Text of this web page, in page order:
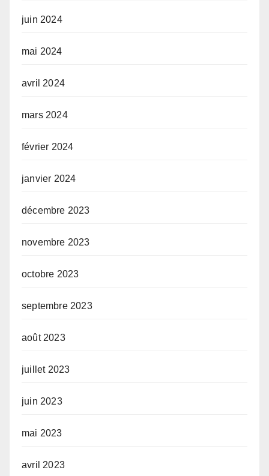
juin 2024
mai 2024
avril 2024
mars 2024
février 2024
janvier 2024
décembre 2023
novembre 2023
octobre 2023
septembre 2023
août 2023
juillet 2023
juin 2023
mai 2023
avril 2023